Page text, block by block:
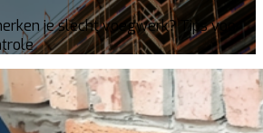
je slecht voegwerk? Tips voor